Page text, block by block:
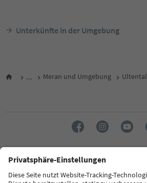
Unterkünfte in der Umgebung
... Meran und Umgebung Ultental
Sprache: Deutsch